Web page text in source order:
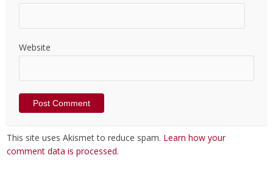
Website
This site uses Akismet to reduce spam. Learn how your
comment data is processed.